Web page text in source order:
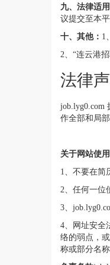
九、法律适用
议提交至本
十、其他： 1
2、“连云港
法律
job.lyg0.com
作全部和局
关于网站使用
1、不要在简
2、任何一位
3、
4、网址安全
络的弱点，
称或部分名称